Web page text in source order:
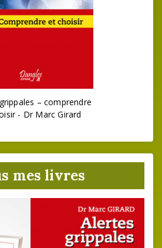
– comprendre
- Dr Marc Girard
mes livres